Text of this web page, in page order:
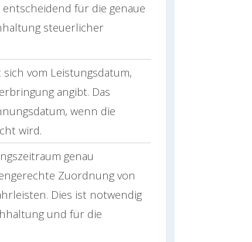
für die genaue
steuerlicher
vom Leistungsdatum,
angibt. Das
wenn die
wird.
genau
Zuordnung von
Dies ist notwendig
und für die